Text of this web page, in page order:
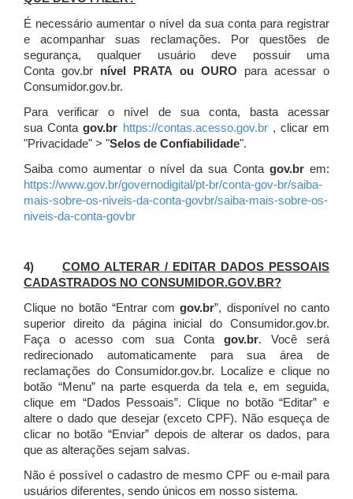
É necessário aumentar o nível da sua conta para registrar
e acompanhar suas reclamações. Por questões de
segurança, qualquer usuário deve possuir uma
Conta gov.br nível PRATA ou OURO para acessar o
Consumidor.gov.br.
Para verificar o nível de sua conta, basta acessar
sua Contagov.br https://contas.acesso.gov.br, clicar em
"Privacidade" > "Selos de Confiabilidade".
Saiba como aumentar o nível da sua Conta gov.brem:
https://www.gov.br/governodigital/pt-br/conta-gov-br/saiba-
mais-sobre-os-niveis-da-conta-govbr/saiba-mais-sobre-os-
niveis-da-conta-govbr
4) COMO ALTERAR / EDITAR DADOS PESSOAIS
CADASTRADOS NO CONSUMIDOR.GOV.BR?
Clique no botão “Entrar comgov.br”, disponível no canto
superior direito da página inicial do Consumidor.gov.br.
Faça o acesso com sua Conta gov.br. Você será
redirecionado automaticamente para sua área de
reclamações do Consumidor.gov.br.
Localize e clique no
botão “Menu” na parte esquerda da tela e, em seguida,
clique em “Dados Pessoais”. Clique no botão “Editar” e
altere o dado que desejar (exceto CPF). Não esqueça de
clicar no botão “Enviar” depois de alterar os dados, para
que as alterações sejam salvas.
Não é possível o cadastro de mesmo CPF ou e-mail para
usuários diferentes, sendo únicos em nosso sistema.